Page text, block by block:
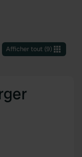
Afficher tout(9)